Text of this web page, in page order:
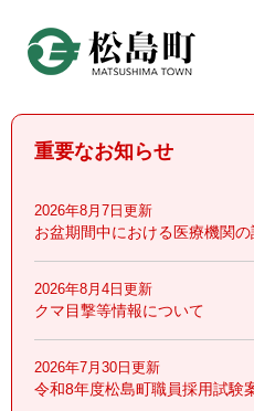
頭
重要なお知らせ
2026年8月7日更新
お盆期間中における医療機関
2026年8月4日更新
クマ目撃等情報について
2026年7月30日更新
令和8年度松島町職員採用試験